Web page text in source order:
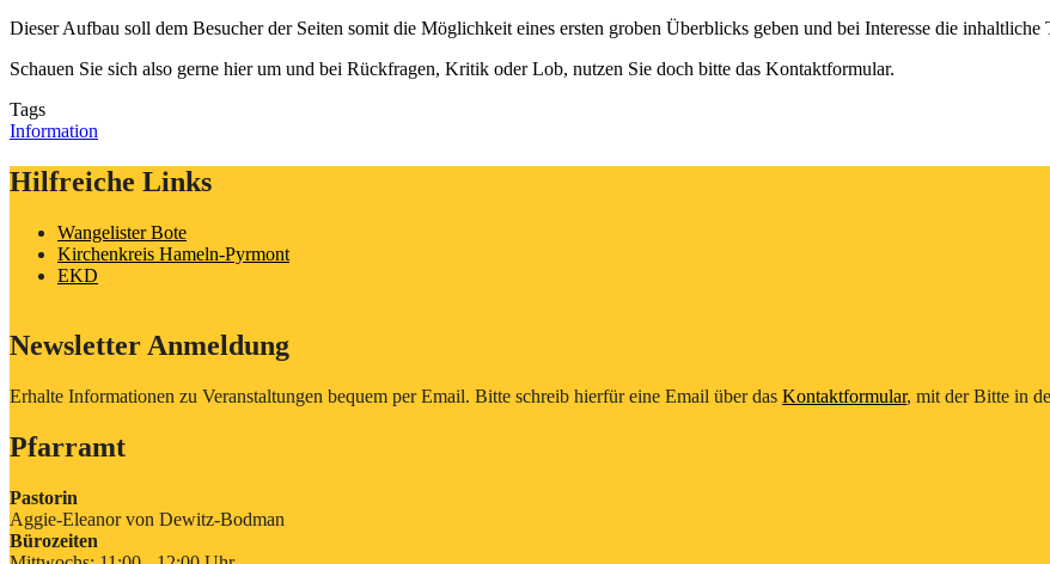
Dieser Aufbau soll dem Besucher der Seiten somit die Möglichkeit eines ersten groben Überblicks geben und bei Interesse die inhaltliche
Schauen Sie sich also gerne hier um und bei Rückfragen, Kritik oder Lob, nutzen Sie doch bitte das Kontaktformular.
Tags
Information
Hilfreiche Links
Wangelister Bote
Kirchenkreis Hameln-Pyrmont
EKD
Newsletter Anmeldung
Erhalte Informationen zu Veranstaltungen bequem per Email. Bitte schreib hierfür eine Email über das Kontaktformular, mit der Bitte in
Pfarramt
Pastorin
Aggie-Eleanor von Dewitz-Bodman
Bürozeiten